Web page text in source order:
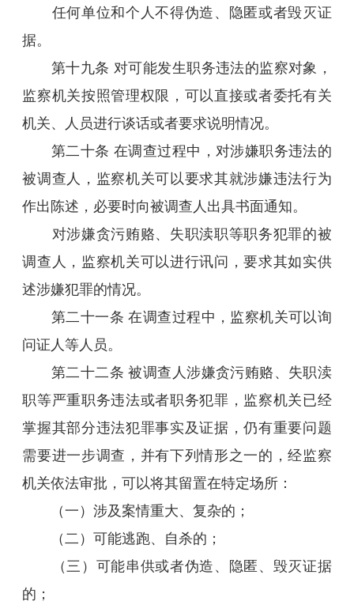
任何单位和个人不得伪造、隐匿或者毁灭证
据。
第十九条 对可能发生职务违法的监察对象，
监察机关按照管理权限，可以直接或者委托有关
机关、人员进行谈话或者要求说明情况。
第二十条 在调查过程中，对涉嫌职务违法的
被调查人，监察机关可以要求其就涉嫌违法行为
作出陈述，必要时向被调查人出具书面通知。
对涉嫌贪污贿赂、失职渎职等职务犯罪的被
调查人，监察机关可以进行讯问，要求其如实供
述涉嫌犯罪的情况。
第二十一条 在调查过程中，监察机关可以询
问证人等人员。
第二十二条 被调查人涉嫌贪污贿赂、失职渎
职等严重职务违法或者职务犯罪，监察机关已经
掌握其部分违法犯罪事实及证据，仍有重要问题
需要进一步调查，并有下列情形之一的，经监察
机关依法审批，可以将其留置在特定场所：
（一）涉及案情重大、复杂的；
（二）可能逃跑、自杀的；
（三）可能串供或者伪造、隐匿、毁灭证据
的；